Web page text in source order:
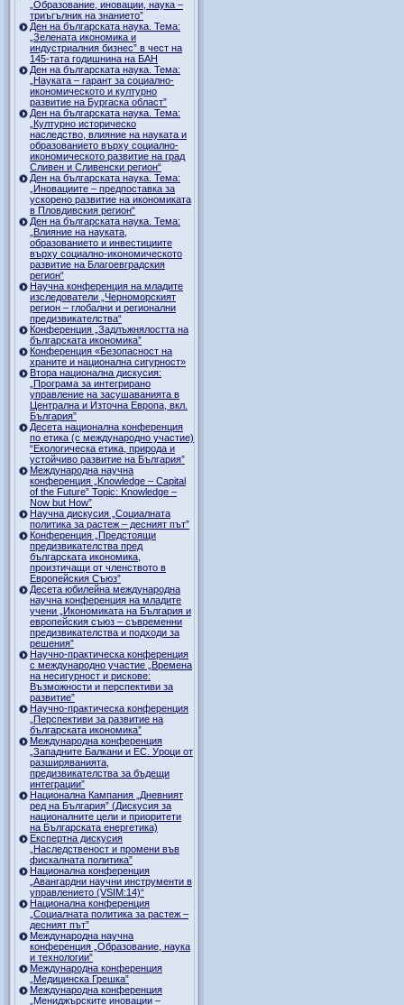
„Образование, иновации, наука –
триъгълник на знанието”
Ден на българската наука. Тема:
„Зелената икономика и
индустриалния бизнес” в чест на
145-тата годишнина на БАН
Ден на българската наука. Тема:
„Науката – гарант за социално-
икономическото и културно
развитие на Бургаска област”
Ден на българската наука. Тема:
„Културно историческо
наследство, влияние на науката и
образованието върху социално-
икономическото развитие на град
Сливен и Сливенски регион“
Ден на българската наука. Тема:
„Иновациите – предпоставка за
ускорено развитие на икономиката
в Пловдивския регион“
Ден на българската наука. Тема:
„Влияние на науката,
образованието и инвестициите
върху социално-икономическото
развитие на Благоевградския
регион“
Научна конференция на младите
изследователи „Черноморският
регион – глобални и регионални
предизвикателства“
Конференция „Задлъжнялостта на
българската икономика”
Конференция «Безопасност на
храните и национална сигурност»
Втора национална дискусия:
„Програма за интегрирано
управление на засушаванията в
Централна и Източна Европа, вкл.
България”
Десета национална конференция
по етика (с международно участие)
“Екологическа етика, природа и
устойчиво развитие на България”
Международна научна
конференция „Knowledge – Capital
of the Future” Topic: Knowledge –
Now but How”
Научна дискусия „Социалната
политика за растеж – десният път”
Конференция „Предстоящи
предизвикателства пред
българската икономика,
произтичащи от членството в
Европейския Съюз”
Десета юбилейна международна
научна конференция на младите
учени „Икономиката на България и
европейския съюз – съвременни
предизвикателства и подходи за
решения”
Научно-практическа конференция
с международно участие „Времена
на несигурност и рискове:
Възможности и перспективи за
развитие”
Научно-практическа конференция
„Перспективи за развитие на
българската икономика”
Международна конференция
„Западните Балкани и ЕС. Уроци от
разширяванията,
предизвикателства за бъдещи
интеграции”
Национална Кампания „Дневният
ред на България” (Дискусия за
националните цели и приоритети
на Българската енергетика)
Експертна дискусия
„Наследственост и промени във
фискалната политика”
Национална конференция
„Авангардни научни инструменти в
управлението (VSIM:14)“
Национална конференция
„Социалната политика за растеж –
десният път”
Международна научна
конференция „Образование, наука
и технологии”
Международна конференция
„Медицинска Грешка”
Международна конференция
„Мениджърските иновации –